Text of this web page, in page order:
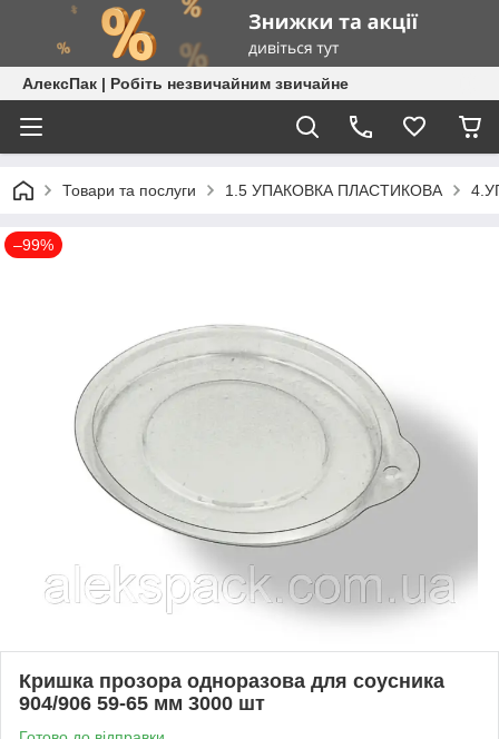
АлексПак | Робіть незвичайним звичайне
Товари та послуги 1.5 УПАКОВКА ПЛАСТИКОВА
–99%
Кришка прозора одноразова для соусника
904/906 59-65 мм 3000 шт